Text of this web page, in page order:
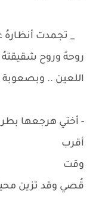
_ تجمدت أنظارهُ
روحهُ وروح
اللعين ..
- أختي هرجعها
أقرب
وقت
قُصي وقد تزين